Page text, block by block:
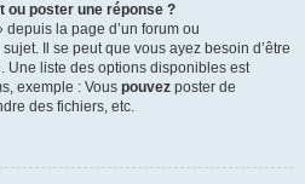
ou poster une réponse ?
la page d’un forum ou
Il se peut que vous ayez besoin d’être
Une liste des options disponibles est
exemple : Vous pouvez poster de
des fichiers, etc.